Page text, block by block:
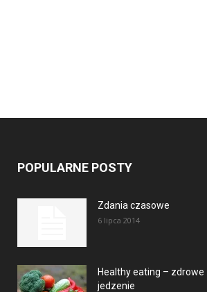
POPULARNE POSTY
Zdania czasowe
6 lipca 2014
Healthy eating – zdrowe
jedzenie